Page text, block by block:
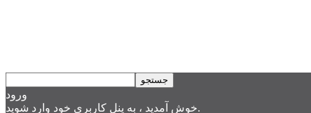
ورود
خوش آمدید ، به پنل کاربری خود وارد شوید.